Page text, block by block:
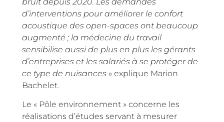
d’interventions pour améliorer le confort
acoustique des open-spaces ont beaucoup
augmenté ; la médecine du travail
sensibilise aussi de plus en plus les gérants
d’entreprises et les salariés à se protéger de
ce type de nuisances » explique Marion
Bachelet.
Le « Pôle environnement » concerne les
réalisations d’études servant à mesurer